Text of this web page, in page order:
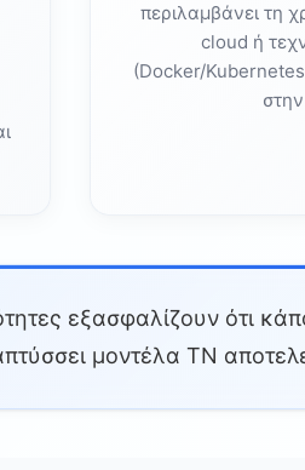
περιλαμβάνει τη
cloud ή
(Docker/
εξασφαλίζουν ότι
μοντέλα ΤΝ